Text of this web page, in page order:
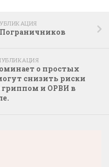
о простых
снизить риски
гриппом и ОРВИ в